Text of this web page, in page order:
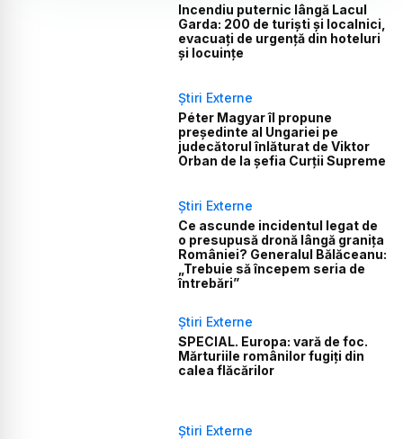
Incendiu puternic lângă Lacul
Garda: 200 de turiști și localnici,
evacuați de urgență din hoteluri
și locuințe
Știri Externe
Péter Magyar îl propune
președinte al Ungariei pe
judecătorul înlăturat de Viktor
Orban de la șefia Curții Supreme
Știri Externe
Ce ascunde incidentul legat de
o presupusă dronă lângă granița
României? Generalul Bălăceanu:
„Trebuie să începem seria de
întrebări”
Știri Externe
SPECIAL. Europa: vară de foc.
Mărturiile românilor fugiți din
calea flăcărilor
Știri Externe